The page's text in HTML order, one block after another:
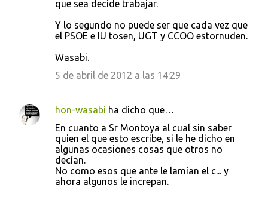
que sea decide trabajar.
Y lo segundo no puede ser que cada vez que
el PSOE e IU tosen, UGT y CCOO estornuden.
Wasabi.
5 de abril de 2012 a las 14:29
hon-wasabi ha dicho que…
En cuanto a Sr Montoya al cual sin saber
quien el que esto escribe, si le he dicho en
algunas ocasiones cosas que otros no
decían.
No como esos que ante le lamían el c... y
ahora algunos le increpan.